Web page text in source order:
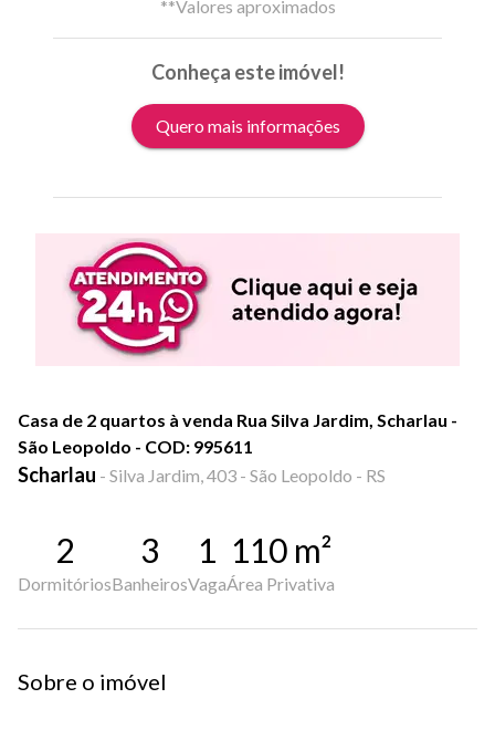
**Valores aproximados
Conheça este imóvel!
Quero mais informações
Casa de 2 quartos à venda Rua Silva Jardim, Scharlau -
São Leopoldo - COD: 995611
Scharlau - Silva Jardim, 403 - São Leopoldo - RS
2
Dormitórios
3
Banheiros
1
Vaga
110 m²
Área Privativa
Sobre o imóvel